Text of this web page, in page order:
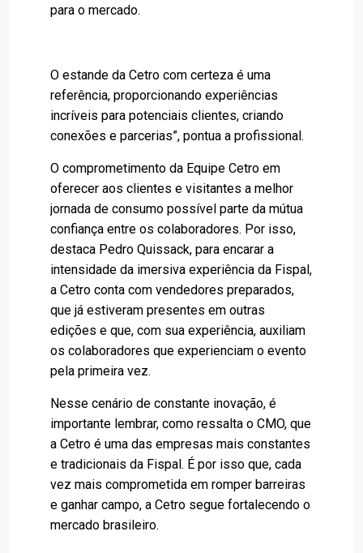
para o mercado.
O estande da Cetro com certeza é uma
referência, proporcionando experiências
incríveis para potenciais clientes, criando
conexões e parcerias”, pontua a profissional.
O comprometimento da Equipe Cetro em
oferecer aos clientes e visitantes a melhor
jornada de consumo possível parte da mútua
confiança entre os colaboradores. Por isso,
destaca Pedro Quissack, para encarar a
intensidade da imersiva experiência da Fispal,
a Cetro conta com vendedores preparados,
que já estiveram presentes em outras
edições e que, com sua experiência, auxiliam
os colaboradores que experienciam o evento
pela primeira vez.
Nesse cenário de constante inovação, é
importante lembrar, como ressalta o CMO, que
a Cetro é uma das empresas mais constantes
e tradicionais da Fispal. É por isso que, cada
vez mais comprometida em romper barreiras
e ganhar campo, a Cetro segue fortalecendo o
mercado brasileiro.